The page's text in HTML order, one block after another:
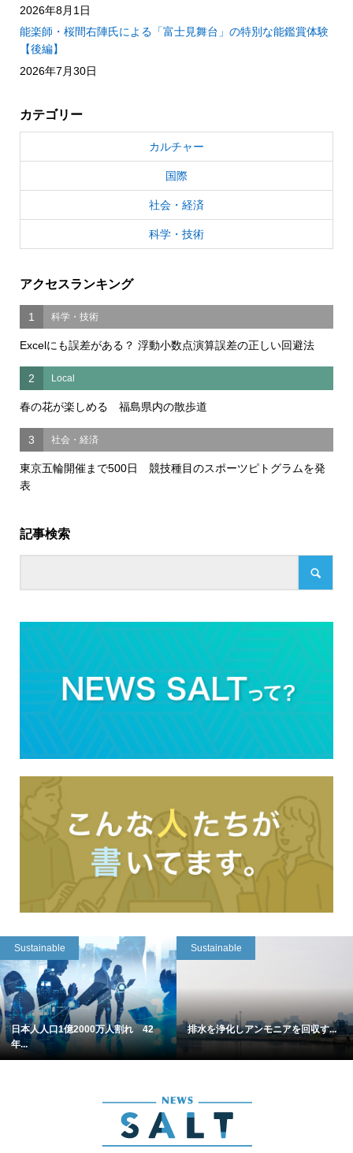
2026年8月1日
能楽師・桜間右陣氏による「富士見舞台」の特別な能鑑賞体験
【後編】
2026年7月30日
カテゴリー
カルチャー
国際
社会・経済
科学・技術
アクセスランキング
1 科学・技術
Excelにも誤差がある？ 浮動小数点演算誤差の正しい回避法
2 Local
春の花が楽しめる 福島県内の散歩道
3 社会・経済
東京五輪開催まで500日 競技種目のスポーツピトグラムを発
表
記事検索
Sustainable
日本人人口1億2000万人割れ 42
年...
Sustainable
排水を浄化しアンモニアを回収す...